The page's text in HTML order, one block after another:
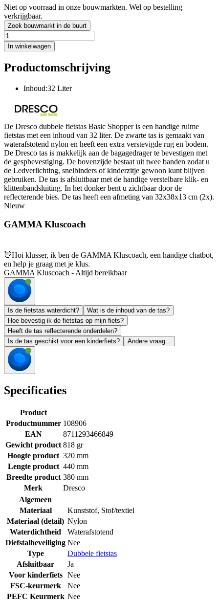
Niet op voorraad in onze bouwmarkten. Wel op bestelling
verkrijgbaar.
Zoek bouwmarkt in de buurt
In winkelwagen
Productomschrijving
Inhoud:32 Liter
De Dresco dubbele fietstas Basic Shopper is een handige ruime
fietstas met een inhoud van 32 liter. De zwarte tas is gemaakt van
waterafstotend nylon en heeft een extra verstevigde rug en bodem.
De Dresco tas is makkelijk aan de bagagedrager te bevestigen met
de gespbevestiging. De bovenzijde bestaat uit twee banden zodat u
de Ledverlichting, snelbinders of kinderzitje gewoon kunt blijven
gebruiken. De tas is afsluitbaar met de handige verstelbare klik- en
klittenbandsluiting. In het donker bent u zichtbaar door de
reflecterende bies. De tas heeft een afmeting van 32x38x13 cm (2x).
Nieuw
GAMMA Kluscoach
👋Hoi klusser, ik ben de GAMMA Kluscoach, een handige chatbot,
en help je graag met je klus.
GAMMA Kluscoach - Altijd bereikbaar
Is de fietstas waterdicht?
Wat is de inhoud van de tas?
Hoe bevestig ik de fietstas op mijn fiets?
Heeft de tas reflecterende onderdelen?
Is de tas geschikt voor een kinderfiets?
Andere vraag...
Specificaties
Product
Productnummer 108906
EAN
8711293466849
Gewicht product 818 gr
Hoogte product 320 mm
Lengte product 440 mm
Breedte product 380 mm
Merk
Dresco
Algemeen
Materiaal
Kunststof, Stof/textiel
Materiaal (detail) Nylon
Waterdichtheid
Waterafstotend
Diefstalbeveiliging Nee
Type
Dubbele fietstas
Afsluitbaar
Ja
Voor kinderfiets
Nee
FSC-keurmerk
Nee
PEFC Keurmerk Nee